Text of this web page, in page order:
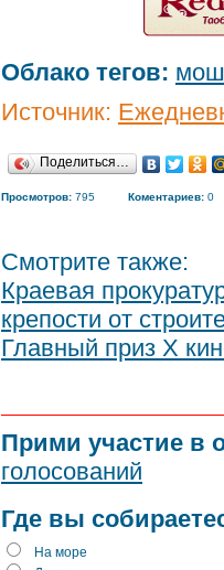
Облако тегов:
Источник:
Поделиться…
Просмотров: 795 Коментариев: 0
Смотрите также:
Краевая
крепости от
Главный приз X
Прими участие в
голосований
Где вы
На море